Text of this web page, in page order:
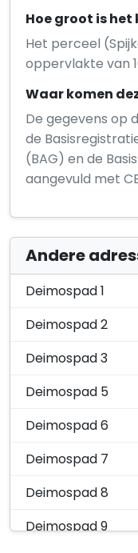
Hoe groot is
Het perceel
oppervlakte van
Waar komen
De gegevens op
de
(BAG) en de
aangevuld met
Andere
Deimospad 1
Deimospad 2
Deimospad 3
Deimospad 5
Deimospad 6
Deimospad 7
Deimospad 8
Deimospad 9